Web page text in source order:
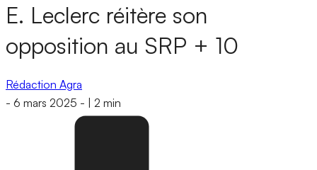
E. Leclerc réitère son
opposition au SRP + 10
Rédaction Agra
- 6 mars 2025 - 2 min